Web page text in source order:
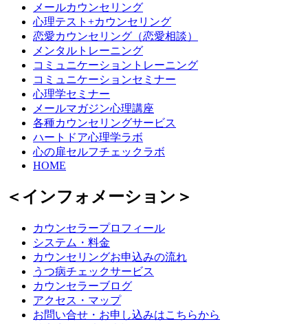
メールカウンセリング
心理テスト+カウンセリング
恋愛カウンセリング（恋愛相談）
メンタルトレーニング
コミュニケーショントレーニング
コミュニケーションセミナー
心理学セミナー
メールマガジン心理講座
各種カウンセリングサービス
ハートドア心理学ラボ
心の扉セルフチェックラボ
HOME
＜インフォメーション＞
カウンセラープロフィール
システム・料金
カウンセリングお申込みの流れ
うつ病チェックサービス
カウンセラーブログ
アクセス・マップ
お問い合せ・お申し込みはこちらから